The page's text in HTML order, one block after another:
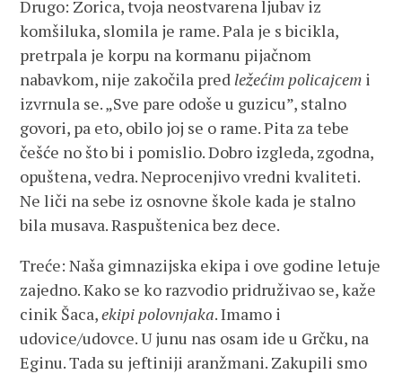
Drugo: Zorica, tvoja neostvarena ljubav iz
komšiluka, slomila je rame. Pala je s bicikla,
pretrpala je korpu na kormanu pijačnom
nabavkom, nije zakočila pred ležećim policajcem i
izvrnula se. „Sve pare odoše u guzicu”, stalno
govori, pa eto, obilo joj se o rame. Pita za tebe
češće no što bi i pomislio. Dobro izgleda, zgodna,
opuštena, vedra. Neprocenjivo vredni kvaliteti.
Ne liči na sebe iz osnovne škole kada je stalno
bila musava. Raspuštenica bez dece.
Treće: Naša gimnazijska ekipa i ove godine letuje
zajedno. Kako se ko razvodio pridruživao se, kaže
cinik Šaca,ekipi polovnjaka. Imamo i
udovice/udovce. U junu nas osam ide u Grčku, na
Eginu. Tada su jeftiniji aranžmani. Zakupili smo